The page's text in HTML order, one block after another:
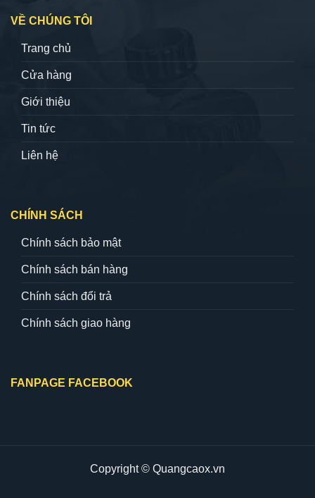
VỀ CHÚNG TÔI
Trang chủ
Cửa hàng
Giới thiệu
Tin tức
Liên hệ
CHÍNH SÁCH
Chính sách bảo mật
Chính sách bán hàng
Chính sách đổi trả
Chính sách giao hàng
FANPAGE FACEBOOK
Copyright © Quangcaox.vn